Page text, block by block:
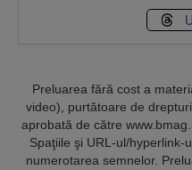
Preluarea fără cost a
video), purtătoare de
aprobată de către
Spaţiile şi URL-ul/
numerotarea semnelor.